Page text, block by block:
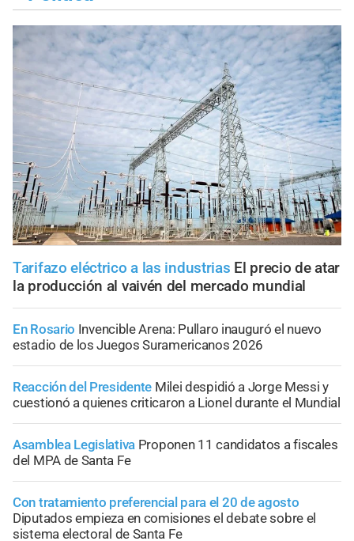
Tarifazo eléctrico a las industrias El precio de atar
la producción al vaivén del mercado mundial
En Rosario Invencible Arena: Pullaro inauguró el nuevo
estadio de los Juegos Suramericanos 2026
Reacción del Presidente Milei despidió a Jorge Messi y
cuestionó a quienes criticaron a Lionel durante el Mundial
Asamblea Legislativa Proponen 11 candidatos a fiscales
del MPA de Santa Fe
Con tratamiento preferencial para el 20 de agosto
Diputados empieza en comisiones el debate sobre el
sistema electoral de Santa Fe